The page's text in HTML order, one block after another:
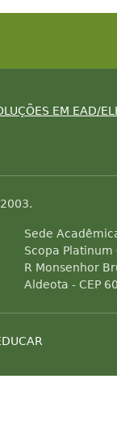
EM EAD/
Sede
Scopa Platinum
R Monsenhor
Aldeota - CEP